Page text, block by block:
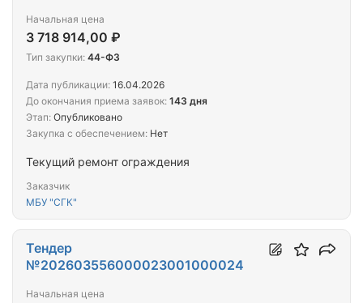
Текущий ремонт ограждения
Заказчик
МБУ "СГК"
Начальная цена
3 718 914,00 ₽
Тип закупки: 44-ФЗ
Дата публикации: 16.04.2026
До окончания приема заявок: 143 дня
Этап: Опубликовано
Закупка с обеспечением: Нет
Тендер
№202603556000023001000024
Начальная цена